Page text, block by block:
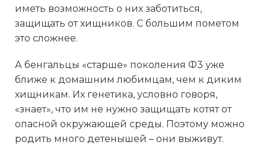
иметь возможность о них заботиться,
защищать от хищников. С большим пометом
это сложнее.
А бенгальцы «старше» поколения Ф3 уже
ближе к домашним любимцам, чем к диким
хищникам. Их генетика, условно говоря,
«знает», что им не нужно защищать котят от
опасной окружающей среды. Поэтому можно
родить много детенышей – они выживут.